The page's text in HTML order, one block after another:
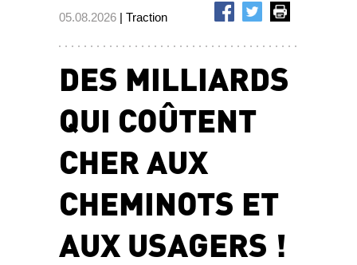
05.08.2026 | Traction
DES MILLIARDS
QUI COÛTENT
CHER AUX
CHEMINOTS ET
AUX USAGERS !